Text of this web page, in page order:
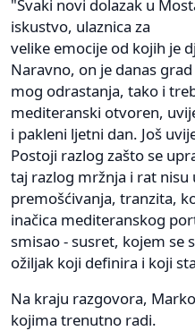
"Svaki novi dolazak u
iskustvo, ulaznica za
velike emocije od kojih je
Naravno, on je danas
mog odrastanja, tako i
mediteranski otvoren,
i pakleni ljetni dan. Još
Postoji razlog zašto se
taj razlog mržnja i rat
premošćivanja, tranzita,
inačica mediteranskog
smisao - susret, kojem se
ožiljak koji definira i koji
Na kraju razgovora,
kojima trenutno radi.